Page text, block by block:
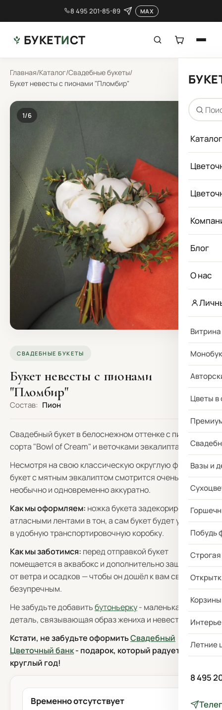
8 495 201-85-89 MAX
БУКЕТИСТ
Каталог
Блог
О нас
Цветы в
Вазы и
Побудь
Летние
8 495
Главная/Каталог/Свадебные букеты/
Букет невесты с пионами "Пломбир"
1/6
СВАДЕБНЫЕ БУКЕТЫ
Букет невесты с пионами
"Пломбир"
Состав: Пион
Свадебный букет в белоснежном оттенке с пионами
сорта "Bowl of Cream" и веточками эвкалипта.
Несмотря на свою классическую округлую форму,
букет с мятным эвкалиптом смотрится очень
необычно и одновременно аккуратно.
Как мы оформляем: ножка букета задекорирована
атласными лентами в тон, а сам букет будет упакован
в удобную транспортировочную коробку.
Как мы заботимся: перед отправкой букет
помещается в аквабокс и дополнительно защищается
от ветра и осадков — чтобы он дошёл к вам свежим и
безупречным.
Не забудьте добавитьбутоньерку- маленькая
деталь, связывающая образ жениха и невесты.
Кстати, не забудьте оформитьСвадебный
Цветочный банк- подарок, который радует
круглый год!
Временно отсутствует